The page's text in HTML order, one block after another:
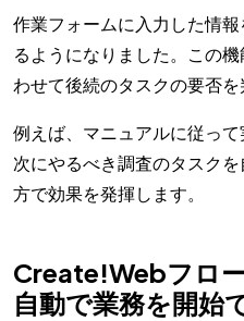
作業フォームに入力した情
るようになりました。この
わせて後続のタスクの要否を
例えば、マニュアルに従って
次にやるべき調査のタスク
方で効果を発揮します。
Create!Webフロ
自動で業務を開始